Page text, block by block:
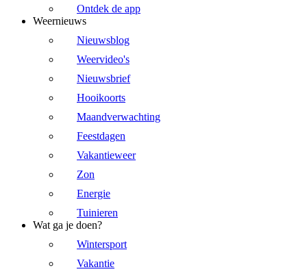
Ontdek de app
Weernieuws
Nieuwsblog
Weervideo's
Nieuwsbrief
Hooikoorts
Maandverwachting
Feestdagen
Vakantieweer
Zon
Energie
Tuinieren
Wat ga je doen?
Wintersport
Vakantie